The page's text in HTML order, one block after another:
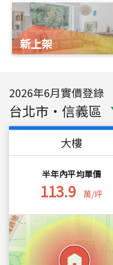
新上架
2026年6月實價登錄
台北市 ・ 信義區
大樓
半年內平均單價
113.9 萬/坪